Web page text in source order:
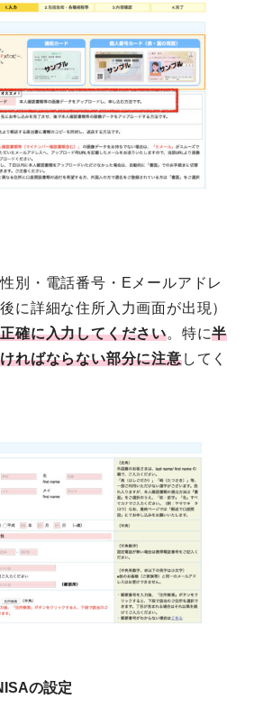
別・電話番号・Eメールアドレ
に詳細な住所入力画面が出現）
確に入力してください。特に半
ればならない部分に注意してく
の設定